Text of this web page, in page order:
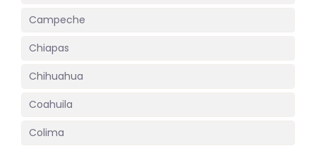
Campeche
Chiapas
Chihuahua
Coahuila
Colima